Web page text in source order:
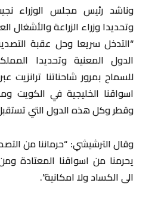
وناشد رئيس مجلس الوزراء
وتحديدا وزراء الزراعة والأشغال
“التدخل سريعا وحل عقبة
الدول المعنية وتحديدا
للسماح بمرور شاحناتنا ترانزيت
اسواقنا الخليجية في الكويت
وقطر وكل هذه الدول التي تستقبل
وقال الترشيشي: “حرماننا من
يحرمنا من اسواقنا المعتادة ومن
الى الكساد ولا امكانية”.